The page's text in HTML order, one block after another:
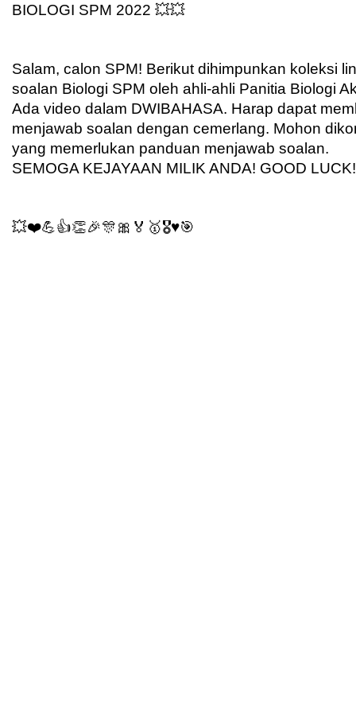
BIOLOGI SPM 2022 💥💥
Salam, calon SPM! Berikut dihimpunkan koleksi
soalan Biologi SPM oleh ahli-ahli Panitia Biologi
Ada video dalam DWIBAHASA. Harap dapat
menjawab soalan dengan cemerlang. Mohon
yang memerlukan panduan menjawab soalan.
SEMOGA KEJAYAAN MILIK ANDA! GOOD
💥❤️💪👍👏🎉🎊🎀🏅🥇🎖️♥️🎯